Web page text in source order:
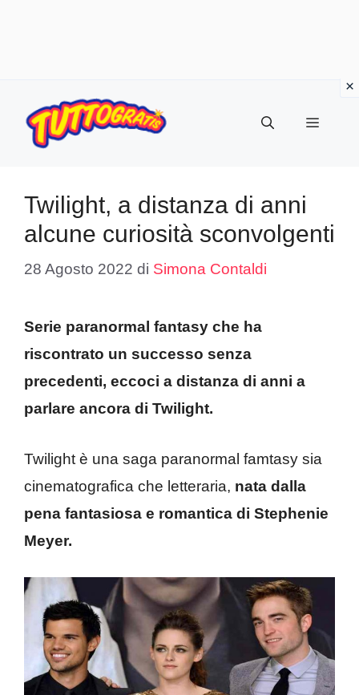
contenuto
Menu
Twilight, a distanza di anni
alcune curiosità sconvolgenti
28 Agosto 2022 di Simona Contaldi
Serie paranormal fantasy che ha
riscontrato un successo senza
precedenti, eccoci a distanza di anni a
parlare ancora di Twilight.
Twilight è una saga paranormal famtasy sia
cinematografica che letteraria, nata dalla
pena fantasiosa e romantica di Stephenie
Meyer.